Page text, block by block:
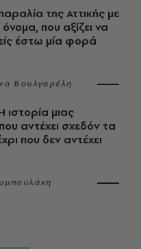
της Αττικής με
που αξίζει να
έστω μία φορά
Βουλγαρέλη
ιστορία μιας
αντέχει σχεδόν τα
που δεν αντέχει